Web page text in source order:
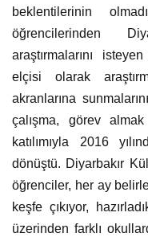
beklentilerinin
öğrencilerinden
araştırmalarını
elçisi olarak
akranlarına
çalışma, görev
katılımıyla 2016
dönüştü. Diyarbakır
öğrenciler, her ay
keşfe çıkıyor,
üzerinden farklı